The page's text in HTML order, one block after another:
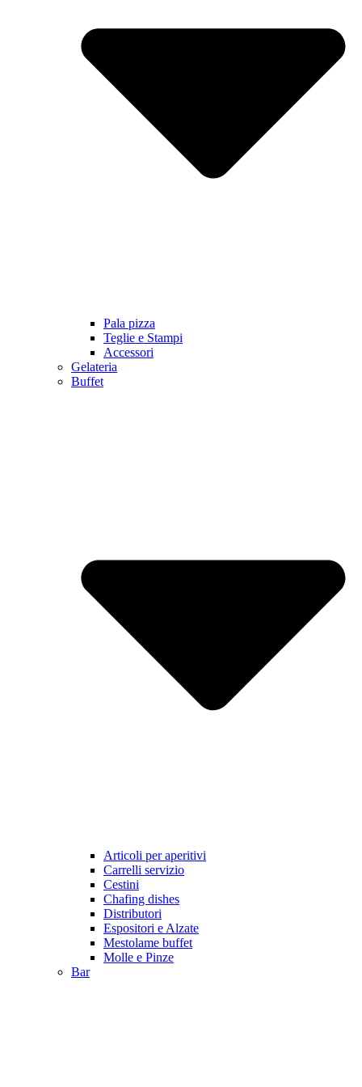
Pala pizza
Teglie e Stampi
Accessori
Gelateria
Buffet
Articoli per aperitivi
Carrelli servizio
Cestini
Chafing dishes
Distributori
Espositori e Alzate
Mestolame buffet
Molle e Pinze
Bar